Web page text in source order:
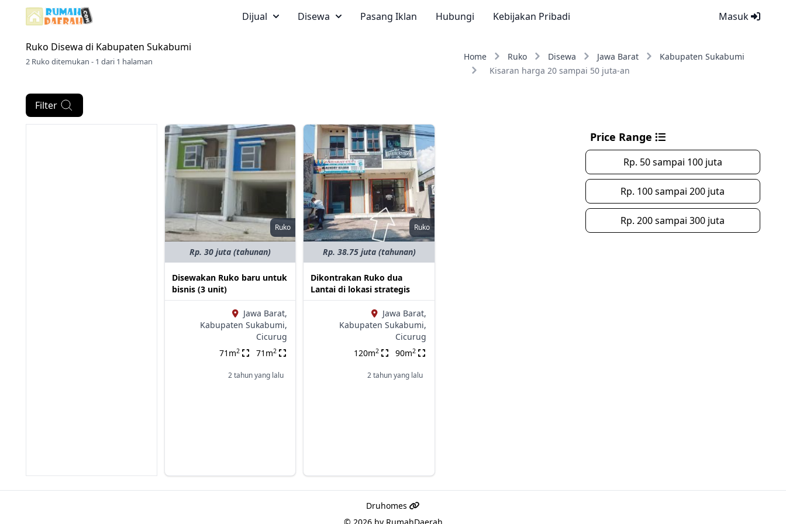
Masuk
Dijual Disewa Pasang Iklan Hubungi Kebijakan Pribadi
Ruko Disewa di Kabupaten Sukabumi
2 Ruko ditemukan - 1 dari 1 halaman Home Ruko Disewa Jawa Barat
Kabupaten Sukabumi
Kisaran harga 20 sampai 50 juta-an
Filter
Ruko
Rp. 30 juta (tahunan)
Disewakan Ruko baru untuk
bisnis (3 unit)
Jawa Barat,
Kabupaten Sukabumi,
Cicurug
71m2 71m2
2 tahun yang lalu
Ruko
Rp. 38.75 juta (tahunan)
Dikontrakan Ruko dua
Lantai di lokasi strategis
Jawa Barat,
Kabupaten Sukabumi,
Cicurug
120m2 90m2
2 tahun yang lalu
Price Range
Rp. 50 sampai 100 juta
Rp. 100 sampai 200 juta
Rp. 200 sampai 300 juta
Druhomes